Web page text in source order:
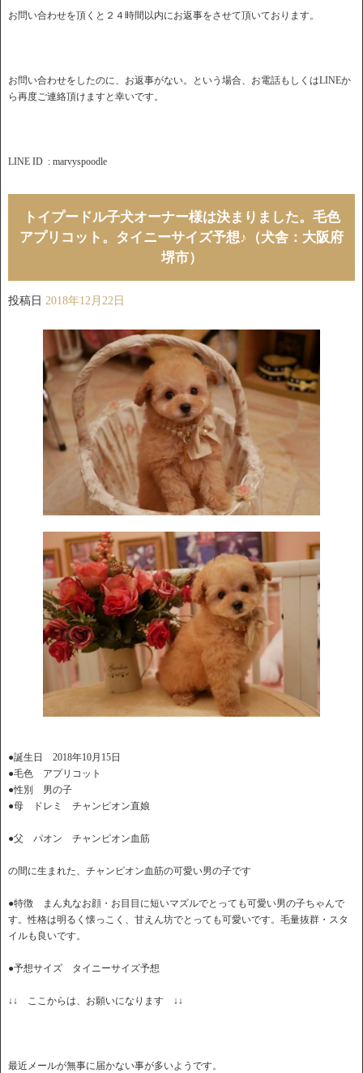
お問い合わせを頂くと２４時間以内にお返事をさせて頂いております。
お問い合わせをしたのに、お返事がない。という場合、お電話もしくはLINEか
ら再度ご連絡頂けますと幸いです。
LINE ID : marvyspoodle
トイプードル子犬オーナー様は決まりました。毛色
アプリコット。タイニーサイズ予想♪（犬舎：大阪府
堺市）
投稿日 2018年12月22日
●誕生日 2018年10月15日
●毛色 アプリコット
●性別 男の子
●母 ドレミ チャンピオン直娘
●父 パオン チャンピオン血筋
の間に生まれた、チャンピオン血筋の可愛い男の子です
●特徴 まん丸なお顔・お目目に短いマズルでとっても可愛い男の子ちゃんで
す。性格は明るく懐っこく、甘えん坊でとっても可愛いです。毛量抜群・スタ
イルも良いです。
●予想サイズ タイニーサイズ予想
↓↓ ここからは、お願いになります ↓↓
最近メールが無事に届かない事が多いようです。